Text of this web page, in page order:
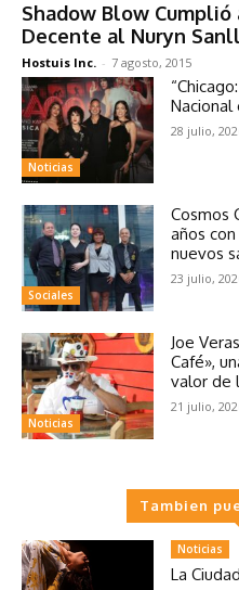
Shadow Blow
Decente al Nuryn
Hostuis Inc. - 7 agosto, 2015
Noticias
Nacional
28 julio,
Sociales
Cosmos
años
nuevos
23 julio,
Noticias
Joe
Café»,
valor de
21 julio,
Tambien
Noticias
La